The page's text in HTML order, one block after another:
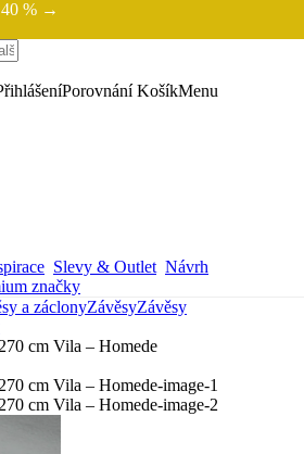
40 % →
Porovnání KošíkMenu
Slevy & Outlet Návrh
značky
a záclonyZávěsyZávěsy